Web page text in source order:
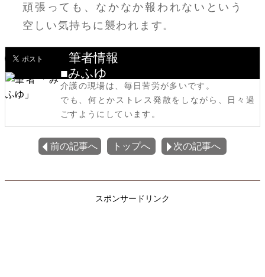
頑張っても、なかなか報われないという
空しい気持ちに襲われます。
筆者情報
■みふゆ
介護の現場は、毎日苦労が多いです。
でも、何とかストレス発散をしながら、日々過
ごすようにしています。
前の記事へ トップへ 次の記事へ
スポンサードリンク